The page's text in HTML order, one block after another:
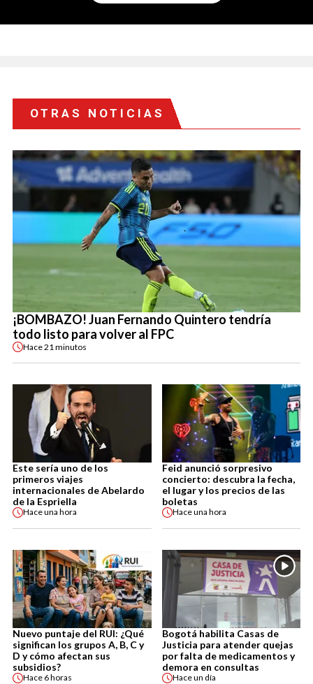
OTRAS NOTICIAS
¡BOMBAZO! Juan Fernando Quintero tendría
todo listo para volver al FPC
Hace21 minutos
Este sería uno de los
primeros viajes
internacionales de Abelardo
de la Espriella
Haceuna hora
Feid anunció sorpresivo
concierto: descubra la fecha,
el lugar y los precios de las
boletas
Haceuna hora
Nuevo puntaje del RUI: ¿Qué
significan los grupos A, B, C y
D y cómo afectan sus
subsidios?
Hace 6 horas
Bogotá habilita Casas de
Justicia para atender quejas
por falta de medicamentos y
demora en consultas
Haceun día